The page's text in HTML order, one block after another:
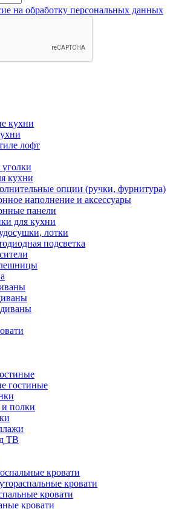
на обработку персональных данных
кухни
лофт
кухни
опции (ручки, фурнитура)
наполнение и аксессуары
панели
для кухни
лотки
подсветка
гостиные
полки
ТВ
кровати
кровати
кровати
кровати